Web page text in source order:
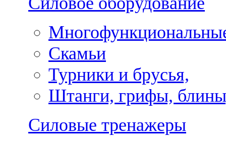
Скамьи
Турники и брусья,
Штанги, грифы,
Силовые тренажеры